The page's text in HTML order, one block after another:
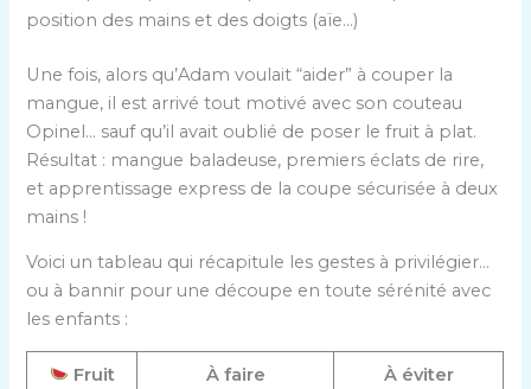
position des mains et des doigts (aïe…)
Une fois, alors qu’Adam voulait “aider” à couper la
mangue, il est arrivé tout motivé avec son couteau
Opinel… sauf qu’il avait oublié de poser le fruit à plat.
Résultat : mangue baladeuse, premiers éclats de rire,
et apprentissage express de la coupe sécurisée à deux
mains !
Voici un tableau qui récapitule les gestes à privilégier…
ou à bannir pour une découpe en toute sérénité avec
les enfants :
Fruit À faire À éviter